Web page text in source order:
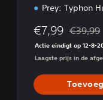
Prey: Typhon
€7,99 Korting
€39,99
Actie eindigt op 12-8-
Laagste prijs in de